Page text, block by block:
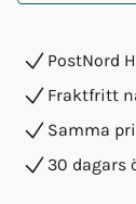
PostNord
Fraktfritt
Samma
30 dagars